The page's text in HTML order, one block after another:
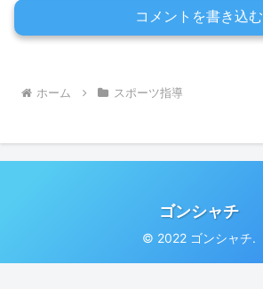
コメントを書き込む
ホーム スポーツ指導
ゴンシャチ
© 2022 ゴンシャチ.